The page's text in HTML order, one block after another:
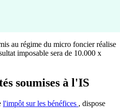
au régime du micro foncier réalise
imposable sera de 10.000 x
soumises à l'IS
l'impôt sur les bénéfices , dispose